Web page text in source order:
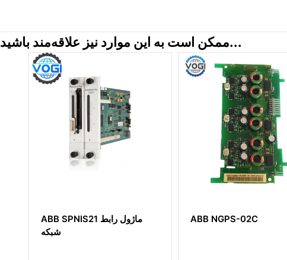
ممکن است به این موارد نیز علاقه‌مند باشید...
ABB NGPS-02C
ABB UFC721BE101